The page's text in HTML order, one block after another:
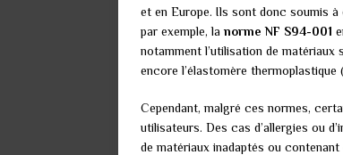
et en Europe. Ils sont donc soumis
par exemple, la norme NF S94-001
notamment l’utilisation de
encore l’élastomère thermoplastique
Cependant, malgré ces normes,
utilisateurs. Des cas d’allergies ou
de matériaux inadaptés ou